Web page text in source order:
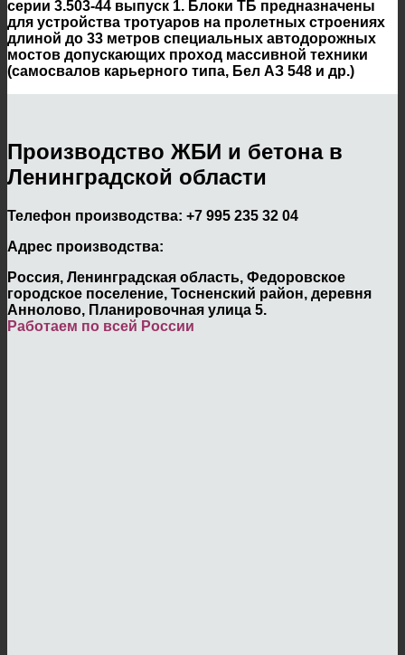
серии 3.503-44 выпуск 1. Блоки ТБ предназначены
для устройства тротуаров на пролетных строениях
длиной до 33 метров специальных автодорожных
мостов допускающих проход массивной техники
(самосвалов карьерного типа, Бел АЗ 548 и др.)
Производство ЖБИ и бетона в
Ленинградской области
Телефон производства: +7 995 235 32 04
Адрес производства:
Россия, Ленинградская область, Федоровское
городское поселение, Тосненский район, деревня
Аннолово, Планировочная улица 5.
Работаем по всей России